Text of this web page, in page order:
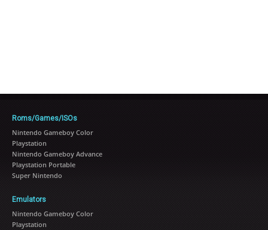
Roms/Games/ISOs
Nintendo Gameboy Color
Playstation
Nintendo Gameboy Advance
Playstation Portable
Super Nintendo
Emulators
Nintendo Gameboy Color
Playstation